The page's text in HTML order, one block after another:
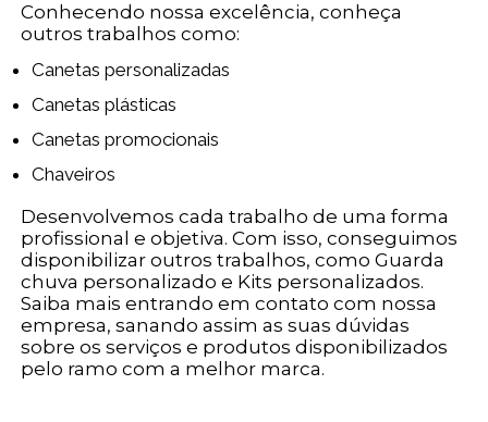
Conhecendo nossa excelência, conheça
outros trabalhos como:
Canetas personalizadas
Canetas plásticas
Canetas promocionais
Chaveiros
Desenvolvemos cada trabalho de uma forma
profissional e objetiva. Com isso, conseguimos
disponibilizar outros trabalhos, como Guarda
chuva personalizado e Kits personalizados.
Saiba mais entrando em contato com nossa
empresa, sanando assim as suas dúvidas
sobre os serviços e produtos disponibilizados
pelo ramo com a melhor marca.